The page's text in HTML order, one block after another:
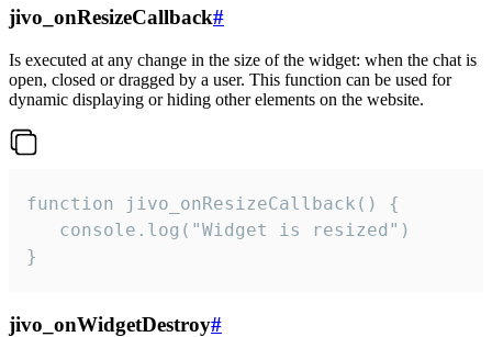
jivo_onResizeCallback#
Is executed at any change in the size of the widget: when the chat is
open, closed or dragged by a user. This function can be used for
dynamic displaying or hiding other elements on the website.
function jivo_onResizeCallback() {
   console.log("Widget is resized")
}
jivo_onWidgetDestroy#